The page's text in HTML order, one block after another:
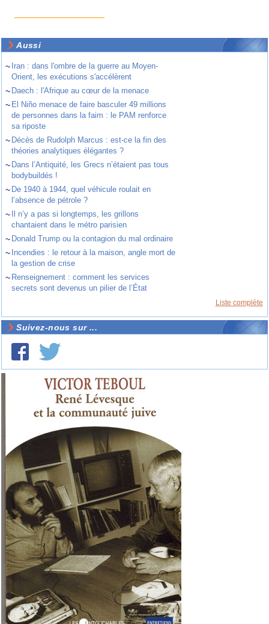
Aussi
~ Iran : dans l'ombre de la guerre au Moyen-
Orient, les exécutions s'accélèrent
~ Daech : l'Afrique au cœur de la menace
~ El Niño menace de faire basculer 49 millions
de personnes dans la faim : le PAM renforce
sa riposte
~ Décès de Rudolph Marcus : est-ce la fin des
théories analytiques élégantes ?
~ Dans l’Antiquité, les Grecs n’étaient pas tous
bodybuildés !
~ De 1940 à 1944, quel véhicule roulait en
l’absence de pétrole ?
~
Il n’y a pas si longtemps, les grillons
chantaient dans le métro parisien
~ Donald Trump ou la contagion du mal ordinaire
~ Incendies : le retour à la maison, angle mort de
la gestion de crise
~ Renseignement : comment les services
secrets sont devenus un pilier de l’État
Liste complète
Suivez-nous sur ...